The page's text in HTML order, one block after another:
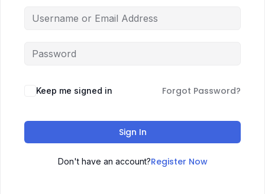
Keep me signed in Forgot Password?
Sign In
Don't have an account?Register Now